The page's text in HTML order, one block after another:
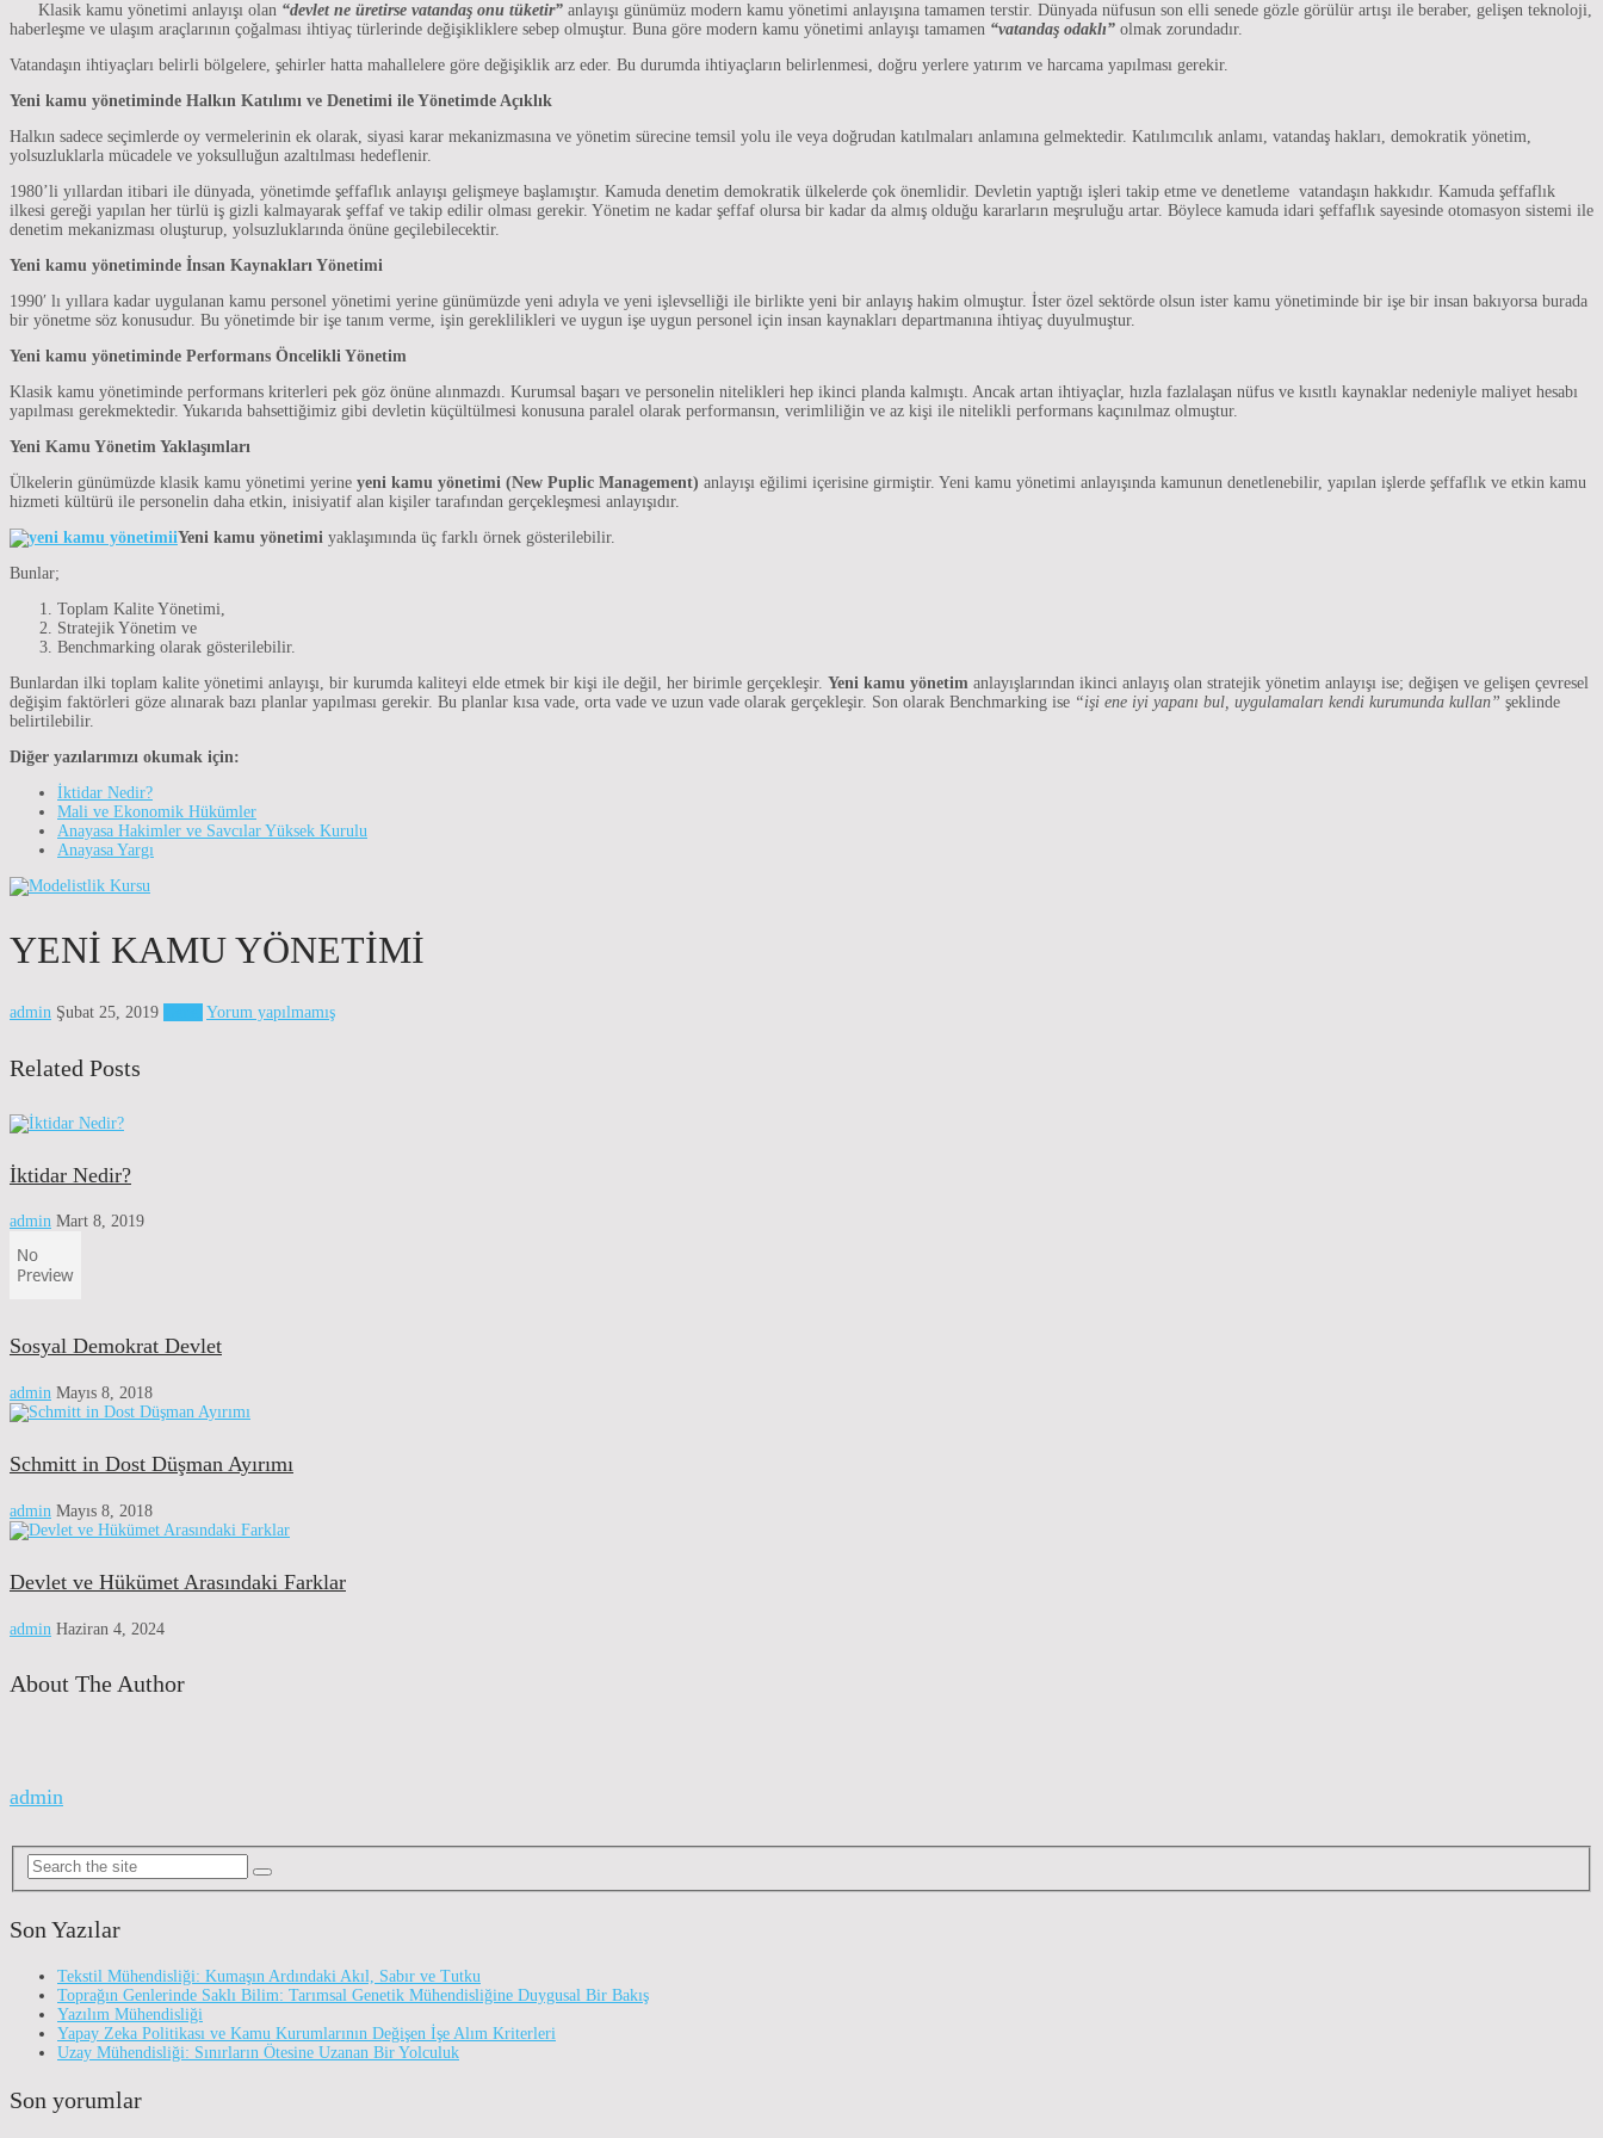
Klasik kamu yönetimi anlayışı olan “devlet ne üretirse vatandaş onu tüketir” anlayışı günümüz modern kamu yönetimi anlayışına tamamen terstir. Dünyada nüfusun son elli senede gözle görülür artışı ile beraber, gelişen teknoloji,
haberleşme ve ulaşım araçlarının çoğalması ihtiyaç türlerinde değişikliklere sebep olmuştur. Buna göre modern kamu yönetimi anlayışı tamamen “vatandaş odaklı” olmak zorundadır.
Vatandaşın ihtiyaçları belirli bölgelere, şehirler hatta mahallelere göre değişiklik arz eder. Bu durumda ihtiyaçların belirlenmesi, doğru yerlere yatırım ve harcama yapılması gerekir.
Yeni kamu yönetiminde Halkın Katılımı ve Denetimi ile Yönetimde Açıklık
Halkın sadece seçimlerde oy vermelerinin ek olarak, siyasi karar mekanizmasına ve yönetim sürecine temsil yolu ile veya doğrudan katılmaları anlamına gelmektedir. Katılımcılık anlamı, vatandaş hakları, demokratik yönetim,
yolsuzluklarla mücadele ve yoksulluğun azaltılması hedeflenir.
1980’li yıllardan itibari ile dünyada, yönetimde şeffaflık anlayışı gelişmeye başlamıştır. Kamuda denetim demokratik ülkelerde çok önemlidir. Devletin yaptığı işleri takip etme ve denetleme vatandaşın hakkıdır. Kamuda şeffaflık
ilkesi gereği yapılan her türlü iş gizli kalmayarak şeffaf ve takip edilir olması gerekir. Yönetim ne kadar şeffaf olursa bir kadar da almış olduğu kararların meşruluğu artar. Böylece kamuda idari şeffaflık sayesinde otomasyon sistemi ile
denetim mekanizması oluşturup, yolsuzluklarında önüne geçilebilecektir.
Yeni kamu yönetiminde İnsan Kaynakları Yönetimi
1990′ lı yıllara kadar uygulanan kamu personel yönetimi yerine günümüzde yeni adıyla ve yeni işlevselliği ile birlikte yeni bir anlayış hakim olmuştur. İster özel sektörde olsun ister kamu yönetiminde bir işe bir insan bakıyorsa burada
bir yönetme söz konusudur. Bu yönetimde bir işe tanım verme, işin gereklilikleri ve uygun işe uygun personel için insan kaynakları departmanına ihtiyaç duyulmuştur.
Yeni kamu yönetiminde Performans Öncelikli Yönetim
Klasik kamu yönetiminde performans kriterleri pek göz önüne alınmazdı. Kurumsal başarı ve personelin nitelikleri hep ikinci planda kalmıştı. Ancak artan ihtiyaçlar, hızla fazlalaşan nüfus ve kısıtlı kaynaklar nedeniyle maliyet hesabı
yapılması gerekmektedir. Yukarıda bahsettiğimiz gibi devletin küçültülmesi konusuna paralel olarak performansın, verimliliğin ve az kişi ile nitelikli performans kaçınılmaz olmuştur.
Yeni Kamu Yönetim Yaklaşımları
Ülkelerin günümüzde klasik kamu yönetimi yerine yeni kamu yönetimi (New Puplic Management) anlayışı eğilimi içerisine girmiştir. Yeni kamu yönetimi anlayışında kamunun denetlenebilir, yapılan işlerde şeffaflık ve etkin kamu
hizmeti kültürü ile personelin daha etkin, inisiyatif alan kişiler tarafından gerçekleşmesi anlayışıdır.
Yeni kamu yönetimi yaklaşımında üç farklı örnek gösterilebilir.
Bunlar;
Toplam Kalite Yönetimi,
Stratejik Yönetim ve
Benchmarking olarak gösterilebilir.
Bunlardan ilki toplam kalite yönetimi anlayışı, bir kurumda kaliteyi elde etmek bir kişi ile değil, her birimle gerçekleşir. Yeni kamu yönetim anlayışlarından ikinci anlayış olan stratejik yönetim anlayışı ise; değişen ve gelişen çevresel
değişim faktörleri göze alınarak bazı planlar yapılması gerekir. Bu planlar kısa vade, orta vade ve uzun vade olarak gerçekleşir. Son olarak Benchmarking ise “işi ene iyi yapanı bul, uygulamaları kendi kurumunda kullan” şeklinde
belirtilebilir.
Diğer yazılarımızı okumak için:
İktidar Nedir?
Mali ve Ekonomik Hükümler
Anayasa Hakimler ve Savcılar Yüksek Kurulu
Anayasa Yargı
YENI KAMU YÖNETIMI
admin Şubat 25, 2019 Yorum yapılmamış
Related Posts
İktidar Nedir?
admin Mart 8, 2019
Sosyal Demokrat Devlet
admin Mayıs 8, 2018
Schmitt in Dost Düşman Ayırımı
admin Mayıs 8, 2018
Devlet ve Hükümet Arasındaki Farklar
admin Haziran 4, 2024
About The Author
admin
Son Yazılar
Tekstil Mühendisliği: Kumaşın Ardındaki Akıl, Sabır ve Tutku
Toprağın Genlerinde Saklı Bilim: Tarımsal Genetik Mühendisliğine Duygusal Bir Bakış
Yazılım Mühendisliği
Yapay Zeka Politikası ve Kamu Kurumlarının Değişen İşe Alım Kriterleri
Uzay Mühendisliği: Sınırların Ötesine Uzanan Bir Yolculuk
Son yorumlar